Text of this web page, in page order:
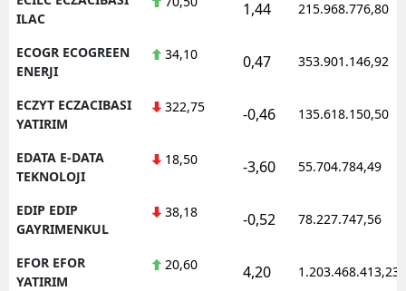
ILAC
1,44 215.968.776,80
ECOGR ECOGREEN
ENERJI
34,10 0,47 353.901.146,92
ECZYT ECZACIBASI
YATIRIM
322,75 -0,46 135.618.150,50
EDATA E-DATA
TEKNOLOJI
18,50 -3,60 55.704.784,49
EDIP EDIP
GAYRIMENKUL
38,18 -0,52 78.227.747,56
EFOR EFOR
YATIRIM
20,60 4,20 1.203.468.413,23